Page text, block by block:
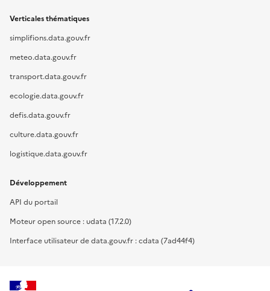
Verticales thématiques
simplifions.data.gouv.fr
meteo.data.gouv.fr
transport.data.gouv.fr
ecologie.data.gouv.fr
defis.data.gouv.fr
culture.data.gouv.fr
logistique.data.gouv.fr
Développement
API du portail
Moteur open source : udata (17.2.0)
Interface utilisateur de data.gouv.fr : cdata (7ad44f4)